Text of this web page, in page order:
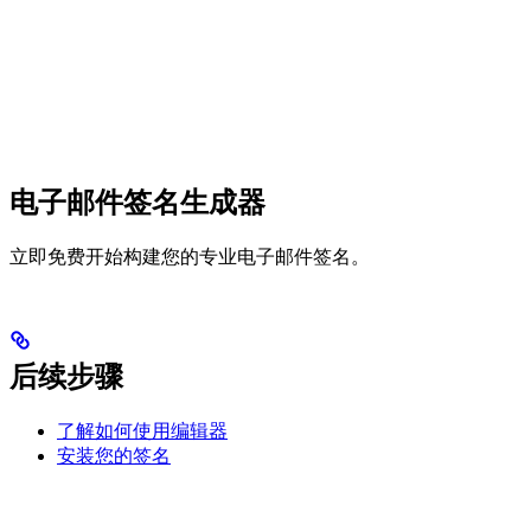
电子邮件签名生成器
立即免费开始构建您的专业电子邮件签名。
后续步骤
了解如何使用编辑器
安装您的签名